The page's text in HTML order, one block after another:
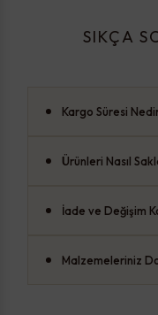
SIKÇA
Kargo Süresi
Ürünleri Nasıl
İade ve Değişim
Malzemeleriniz